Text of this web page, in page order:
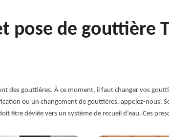
pose de gouttière
des gouttières. À ce moment, il faut changer vos
ou un changement de gouttières, appelez-nous.
être déviée vers un système de recueil d’eau. Ces